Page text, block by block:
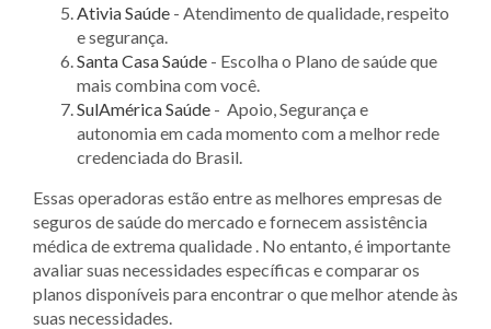
Ativia Saúde - Atendimento de qualidade, respeito
e segurança.
Santa Casa Saúde - Escolha o Plano de saúde que
mais combina com você.
SulAmérica Saúde - Apoio, Segurança e
autonomia em cada momento com a melhor rede
credenciada do Brasil.
Essas operadoras estão entre as melhores empresas de
seguros de saúde do mercado e fornecem assistência
médica de extrema qualidade . No entanto, é importante
avaliar suas necessidades específicas e comparar os
planos disponíveis para encontrar o que melhor atende às
suas necessidades.